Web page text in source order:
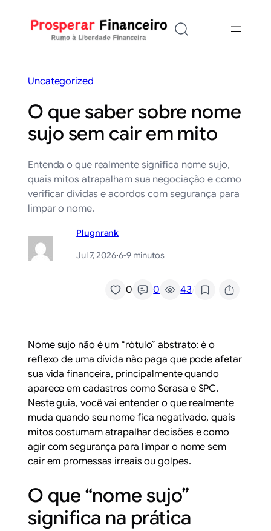
Uncategorized
O que saber sobre nome
sujo sem cair em mito
Entenda o que realmente significa nome sujo,
quais mitos atrapalham sua negociação e como
verificar dívidas e acordos com segurança para
limpar o nome.
Plugnrank
Jul 7, 2026·6-9 minutos
0 0 43/
Nome sujo não é um “rótulo” abstrato: é o
reflexo de uma dívida não paga que pode afetar
sua vida financeira, principalmente quando
aparece em cadastros como Serasa e SPC.
Neste guia, você vai entender o que realmente
muda quando seu nome fica negativado, quais
mitos costumam atrapalhar decisões e como
agir com segurança para limpar o nome sem
cair em promessas irreais ou golpes.
O que “nome sujo”
significa na prática